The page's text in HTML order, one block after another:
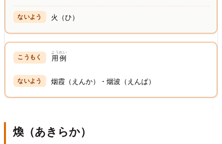
火（ひ）
用例
ようれい
烟霞（えんか）・烟波（えんぱ）
煥（あきらか）